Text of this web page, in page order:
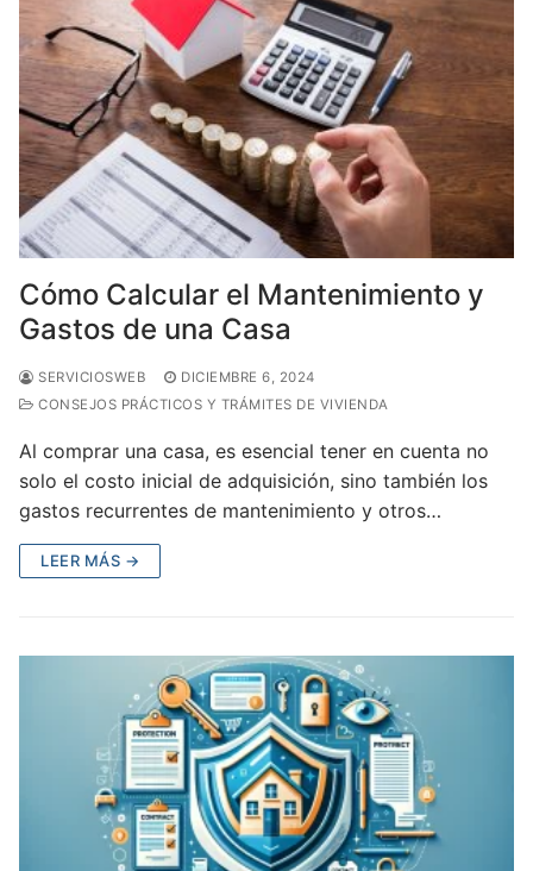
Cómo Calcular el Mantenimiento y
Gastos de una Casa
SERVICIOSWEB
DICIEMBRE 6, 2024
CONSEJOS PRÁCTICOS Y TRÁMITES DE VIVIENDA
Al comprar una casa, es esencial tener en cuenta no
solo el costo inicial de adquisición, sino también los
gastos recurrentes de mantenimiento y otros…
LEER MÁS →